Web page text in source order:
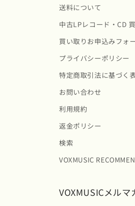
送料について
中古LPレコード・CD
買い取りお申込みフォ
プライバシーポリシー
特定商取引法に基づく
お問い合わせ
利用規約
返金ポリシー
検索
VOXMUSIC
VOXMUSICメル